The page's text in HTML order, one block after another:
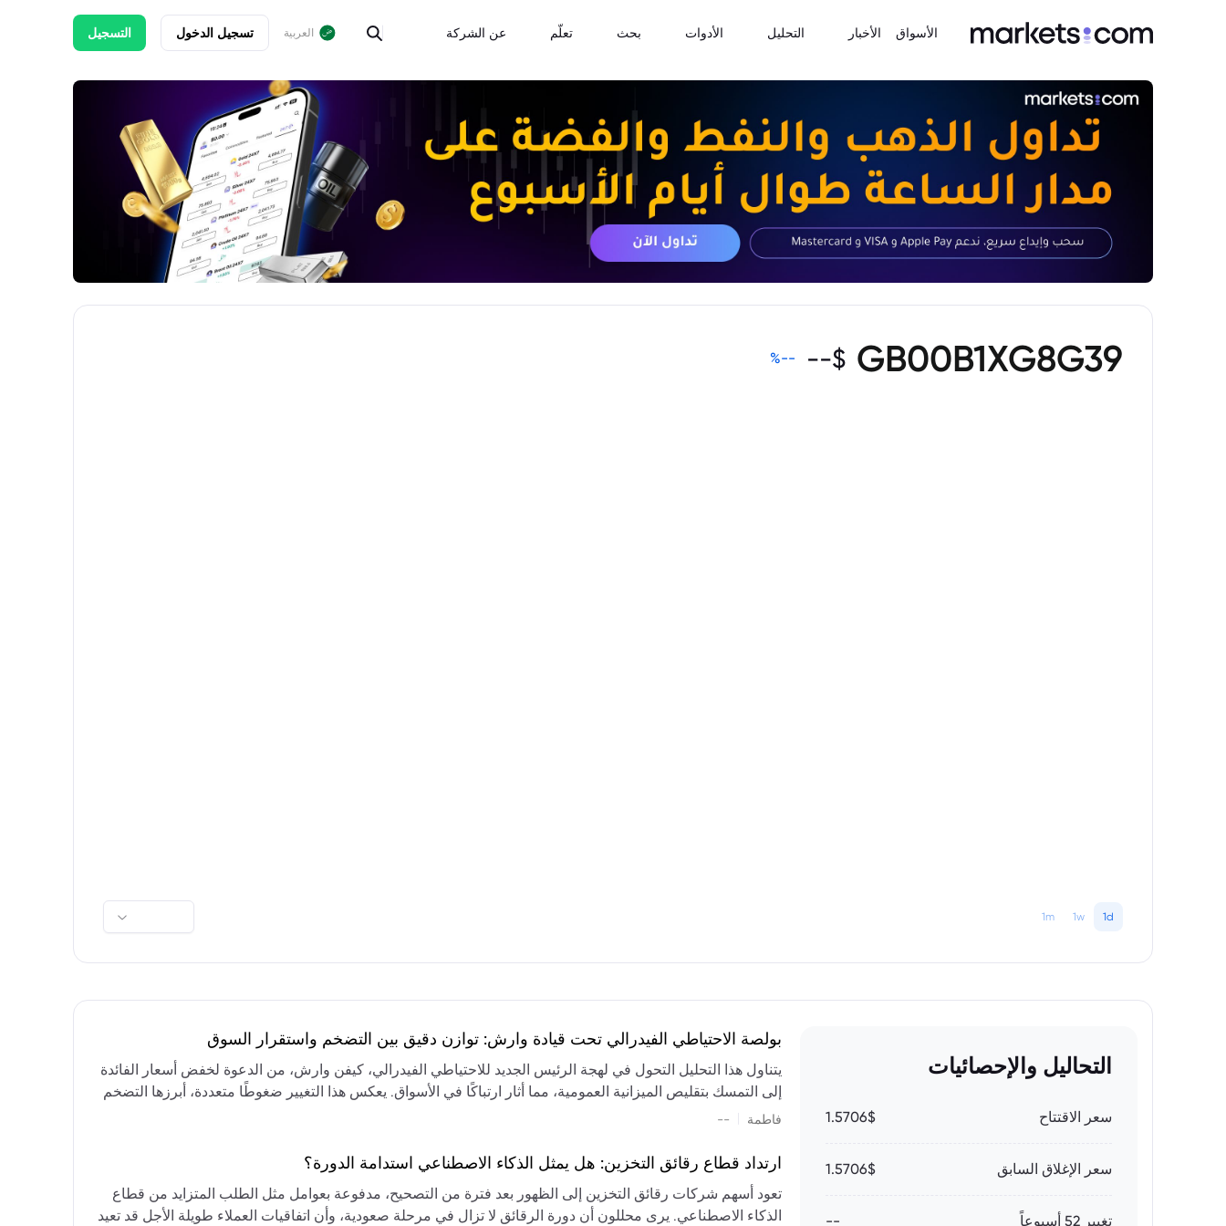
الأسواق الأخبار التحليل الأدوات بحث تعلّم عن الشركة العربية تسجيل الدخول التسجيل
GB00B1XG8G39
$
--
--
%
1d
1w
1m
التحاليل والإحصائيات
سعر الاقتتاح 1.5706$
سعر الإغلاق السابق 1.5706$
تغيير 52 أسبوعاً --
بولصة الاحتياطي الفيدرالي تحت قيادة وارش: توازن دقيق بين التضخم واستقرار السوق
يتناول هذا التحليل التحول في لهجة الرئيس الجديد للاحتياطي الفيدرالي، كيفن وارش، من الدعوة لخفض أسعار الفائدة
إلى التمسك بتقليص الميزانية العمومية، مما أثار ارتباكًا في الأسواق. يعكس هذا التغيير ضغوطًا متعددة، أبرزها التضخم
المستمر، والعجز المالي الكبير، والتوترات الجيوسياسية في الشرق الأوسط، التي تقيد خيارات خفض الفائدة أو خفض
وتجنب التدابير الاستفزازية التي قد تزعزع استقرار السوق.
فاطمة --
ارتداد قطاع رقائق التخزين: هل يمثل الذكاء الاصطناعي استدامة الدورة؟
تعود أسهم شركات رقائق التخزين إلى الظهور بعد فترة من التصحيح، مدفوعة بعوامل مثل الطلب المتزايد من قطاع
الذكاء الاصطناعي. يرى محللون أن دورة الرقائق لا تزال في مرحلة صعودية، وأن اتفاقيات العملاء طويلة الأجل قد تعيد